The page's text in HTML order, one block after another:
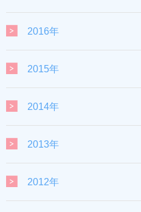
2016年
2015年
2014年
2013年
2012年